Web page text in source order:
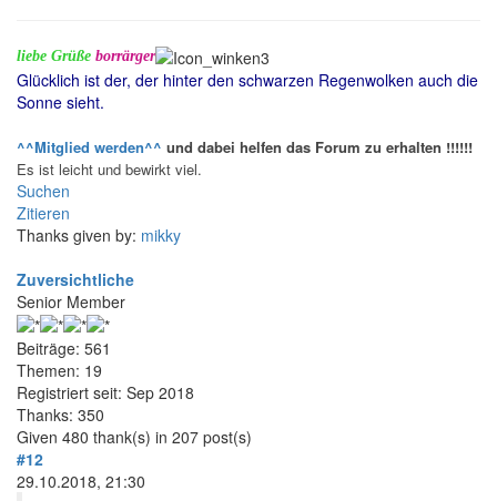
liebe Grüße borrärger
Glücklich ist der, der hinter den schwarzen Regenwolken auch die
Sonne sieht.
^^Mitglied werden^^ und dabei helfen das Forum zu erhalten !!!!!!
Es ist leicht und bewirkt viel.
Suchen
Zitieren
Thanks given by: mikky
Zuversichtliche
Senior Member
Beiträge: 561
Themen: 19
Registriert seit: Sep 2018
Thanks: 350
Given 480 thank(s) in 207 post(s)
#12
29.10.2018, 21:30